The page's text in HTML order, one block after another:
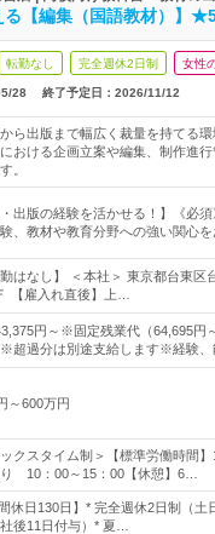
【編集（国語教材）】
転勤なし 完全週休2日制 女性
28 終了予定日： 2026/11/12
から出版まで幅広く裁量を持てる
おける企画立案や編集、制作進
。
・出版の経験を活かせる！】《必
、教材や教育分野への強い関心
はなし】 ＜本社＞ 東京都台東区
【雇入れ直後】上…
円～※固定残業代（64,695円
超過分は別途支給します※経験、
～600万円
ックスタイム制＞【標準労働時間
り 10：00～15：00【休憩】6…
休日130日】* 完全週休2日制（土
後11日付与）* 夏…